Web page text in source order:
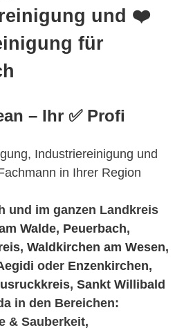
und ❤️
für
– Ihr ✅ Profi
Industriereinigung und
in Ihrer Region
und im ganzen Landkreis
Walde, Peuerbach,
, Waldkirchen am Wesen,
oder Enzenkirchen,
, Sankt Willibald
in den Bereichen:
& Sauberkeit,